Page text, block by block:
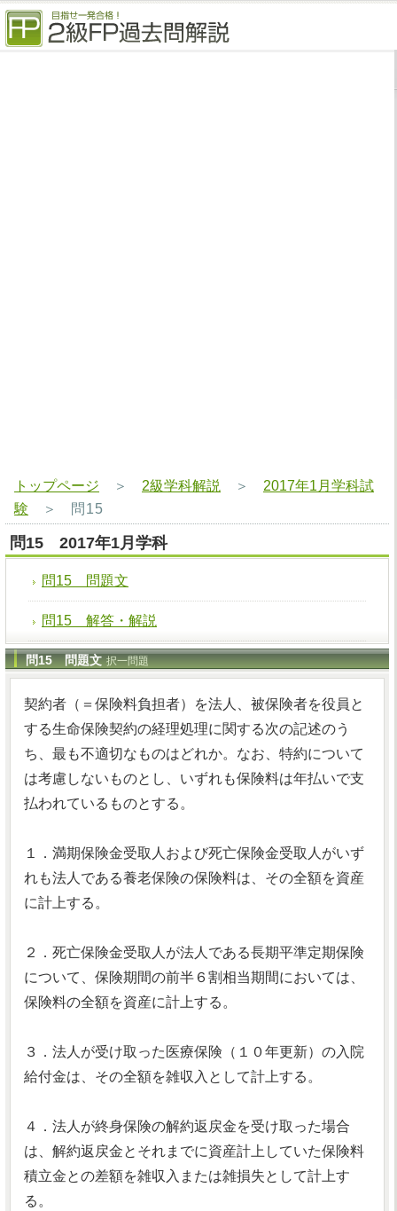
トップページ ＞ 2級学科解説 ＞ 2017年1月学科試
験 ＞ 問15
問15 2017年1月学科
問15 問題文
問15 解答・解説
問15 問題文 択一問題
契約者（＝保険料負担者）を法人、被保険者を役員と
する生命保険契約の経理処理に関する次の記述のう
ち、最も不適切なものはどれか。なお、特約について
は考慮しないものとし、いずれも保険料は年払いで支
払われているものとする。
１．満期保険金受取人および死亡保険金受取人がいず
れも法人である養老保険の保険料は、その全額を資産
に計上する。
２．死亡保険金受取人が法人である長期平準定期保険
について、保険期間の前半６割相当期間においては、
保険料の全額を資産に計上する。
３．法人が受け取った医療保険（１０年更新）の入院
給付金は、その全額を雑収入として計上する。
４．法人が終身保険の解約返戻金を受け取った場合
は、解約返戻金とそれまでに資産計上していた保険料
積立金との差額を雑収入または雑損失として計上す
る。